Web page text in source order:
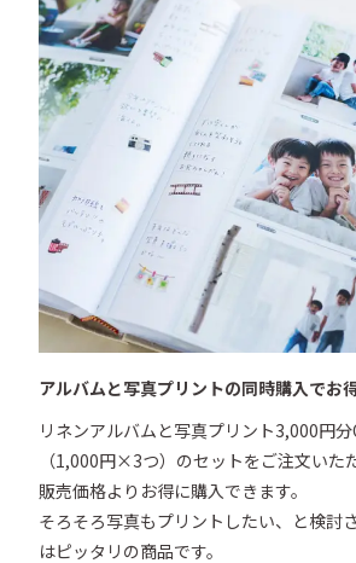
アルバムと写真プリントの同時購入でお
リネンアルバムと写真プリント3,000円
（1,000円×3つ）のセットをご注文いた
販売価格よりお得に購入できます。
そろそろ写真もプリントしたい、と検討
はピッタリの商品です。